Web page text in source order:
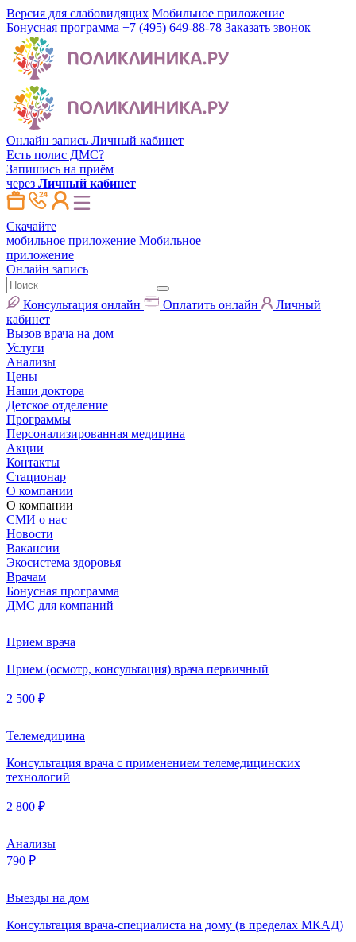
Версия для слабовидящих Мобильное приложение
Бонусная программа +7 (495) 649-88-78 Заказать звонок
Онлайн запись Личный кабинет
Есть полис ДМС?
Запишись на приём
через Личный кабинет
Скачайте
мобильное приложение Мобильное
приложение
Онлайн запись
Консультация онлайн Оплатить онлайн
Личный
кабинет
Вызов врача на дом
Услуги
Анализы
Цены
Наши доктора
Детское отделение
Программы
Персонализированная медицина
Акции
Контакты
Стационар
О компании
О компании
СМИ о нас
Новости
Вакансии
Экосистема здоровья
Врачам
Бонусная программа
ДМС для компаний
Прием врача
Прием (осмотр, консультация) врача первичный
2 500 ₽
Телемедицина
Консультация врача с применением телемедицинских
технологий
2 800 ₽
Анализы
790 ₽
Выезды на дом
Консультация врача-специалиста на дому (в пределах МКАД)